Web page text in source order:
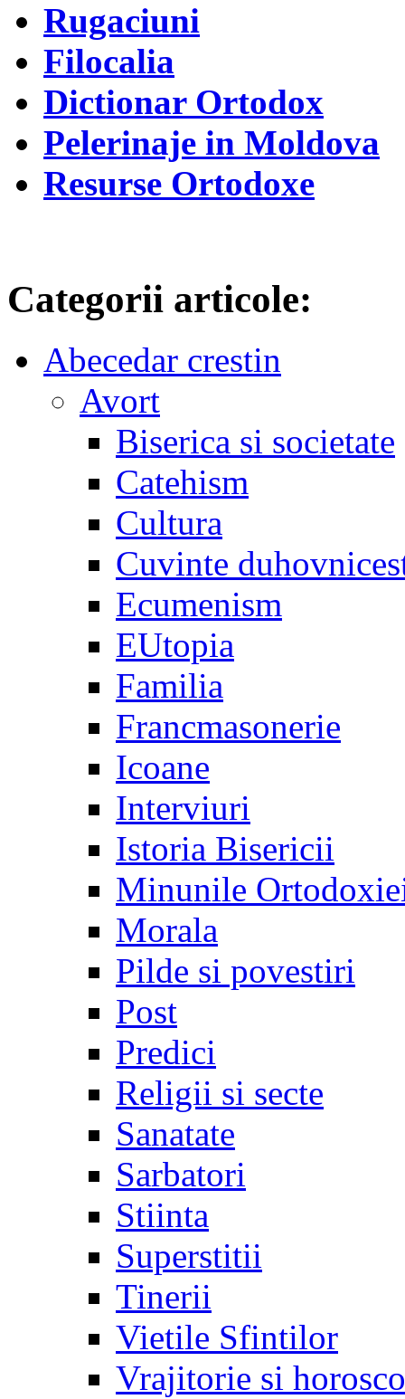
Rugaciuni
Filocalia
Dictionar Ortodox
Pelerinaje in Moldova
Resurse Ortodoxe
Categorii articole:
Abecedar crestin
Avort
Biserica si societate
Catehism
Cultura
Cuvinte
Ecumenism
EUtopia
Familia
Francmasonerie
Icoane
Interviuri
Istoria Bisericii
Minunile
Morala
Pilde si povestiri
Post
Predici
Religii si secte
Sanatate
Sarbatori
Stiinta
Superstitii
Tinerii
Vietile Sfintilor
Vrajitorie si